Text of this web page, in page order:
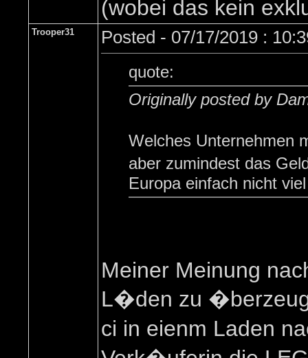
(wobei das kein
Trooper31 Posted - 07/17/2019 :
quote:
Originally posted by
Welches Unternehmen
aber zumindest das
Europa einfach nicht
Meiner Meinung
L�den zu
ci in eienm Laden